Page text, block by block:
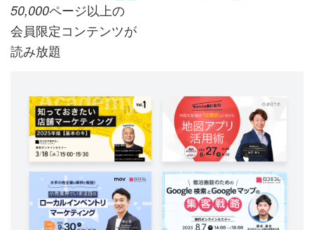
50,000ページ以上の
会員限定コンテンツが
読み放題